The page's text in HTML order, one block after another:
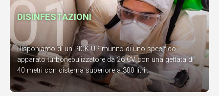
01.
DISINFESTAZIONI
Disponiamo di un PICK UP munito di uno specifico
apparato turbonebulizzatore da 26 CV con una gettata di
40 metri con cisterna superiore a 300 litri...